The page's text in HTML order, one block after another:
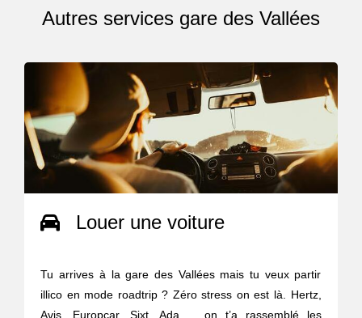
Autres services gare des Vallées
Louer une voiture
Tu arrives à la gare des Vallées mais tu veux partir
illico en mode roadtrip ? Zéro stress on est là. Hertz,
Avis, Europcar, Sixt, Ada ... on t’a rassemblé les